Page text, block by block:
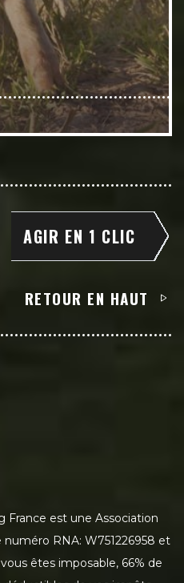
AGIR EN 1 CLIC
RETOUR EN HAUT
France est une Association
RNA: W751226958 et
êtes imposable, 66% de